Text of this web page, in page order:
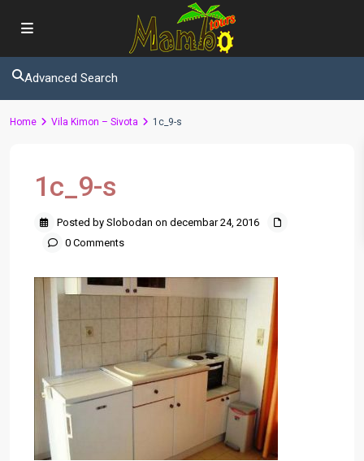
Advanced Search
Home Vila Kimon – Sivota 1c_9-s
1c_9-s
Posted by Slobodan on decembar 24, 2016
0 Comments